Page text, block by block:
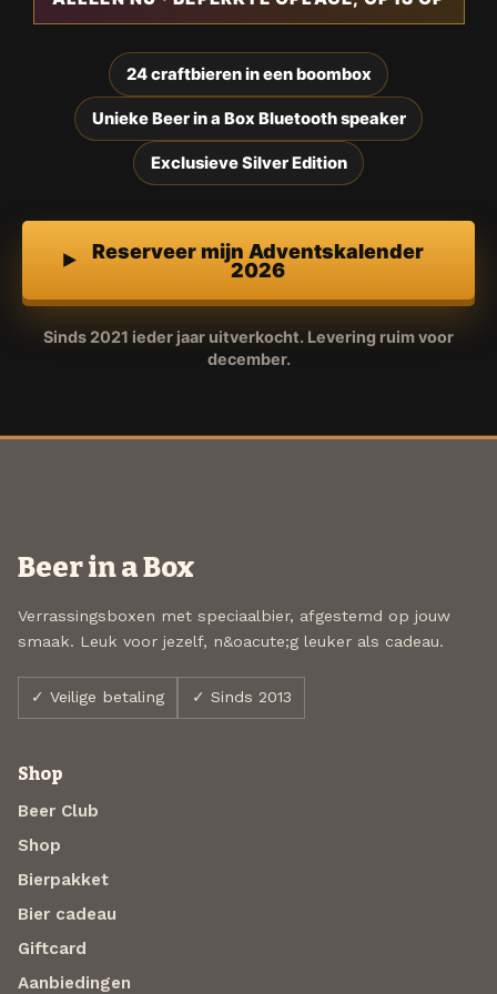
24 craftbieren in een boombox
Unieke Beer in a Box Bluetooth speaker
Exclusieve Silver Edition
Reserveer mijn Adventskalender
2026
Sinds 2021 ieder jaar uitverkocht. Levering ruim voor
december.
Beer in a Box
Verrassingsboxen met speciaalbier, afgestemd op jouw
smaak. Leuk voor jezelf, n&oacute;g leuker als cadeau.
✓ Veilige betaling ✓ Sinds 2013
Shop
Beer Club
Shop
Bierpakket
Bier cadeau
Giftcard
Aanbiedingen